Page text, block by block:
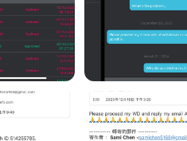
ответа. Сегодня
предоставил причину
мой счет Binance, чтобы
службы поддержки
от автоматической
году. Доказательства
как можно скорее.